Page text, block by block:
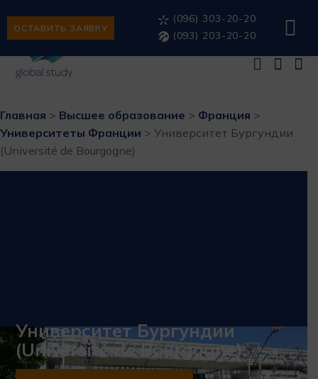
ОСТАВИТЬ ЗАЯВКУ
(096) 303-20-20
(093) 203-20-20
Главная > Высшее образование > Франция >
Университеты Франции > Университет Бургундии
(Université de Bourgogne)
Университет Бургундии
(Université de Bourgogne)